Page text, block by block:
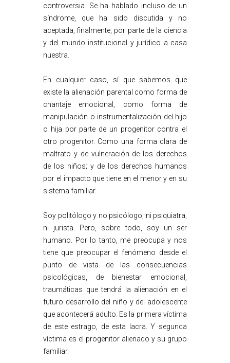
controversia. Se ha hablado incluso de un
síndrome, que ha sido discutida y no
aceptada, finalmente, por parte de la ciencia
y del mundo institucional y jurídico a casa
nuestra.
En cualquier caso, sí que sabemos que
existe la alienación parental como forma de
chantaje emocional, como forma de
manipulación o instrumentalización del hijo
o hija por parte de un progenitor contra el
otro progenitor. Como una forma clara de
maltrato y de vulneración de los derechos
de los niños; y de los derechos humanos
por el impacto que tiene en el menor y en su
sistema familiar.
Soy politólogo y no psicólogo, ni psiquiatra,
ni jurista. Pero, sobre todo, soy un ser
humano. Por lo tanto, me preocupa y nos
tiene que preocupar el fenómeno desde el
punto de vista de las consecuencias
psicológicas, de bienestar emocional,
traumáticas que tendrá la alienación en el
futuro desarrollo del niño y del adolescente
que acontecerá adulto. Es la primera víctima
de este estrago, de esta lacra. Y segunda
víctima es el progenitor alienado y su grupo
familiar.